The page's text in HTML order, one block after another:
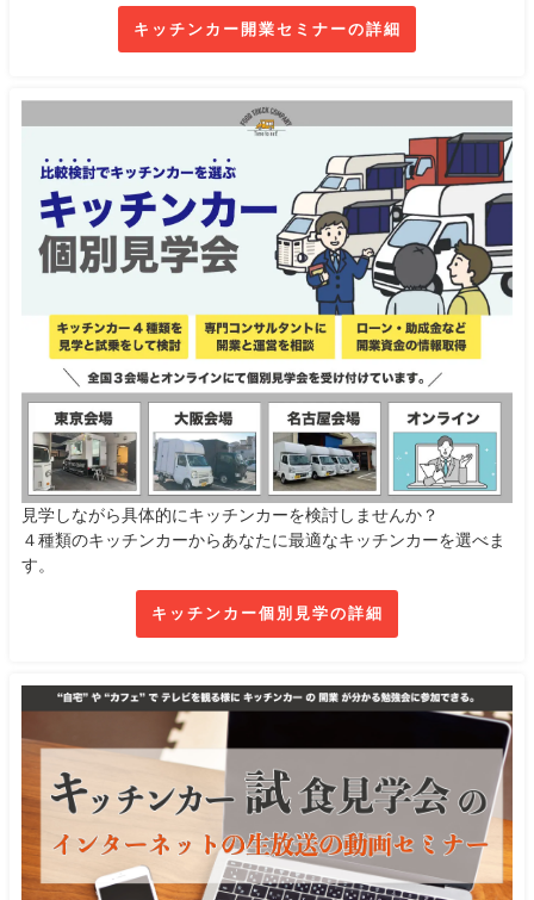
キッチンカー開業セミナーの詳細
見学しながら具体的にキッチンカーを検討しませんか？
４種類のキッチンカーからあなたに最適なキッチンカーを選べま
す。
キッチンカー個別見学の詳細